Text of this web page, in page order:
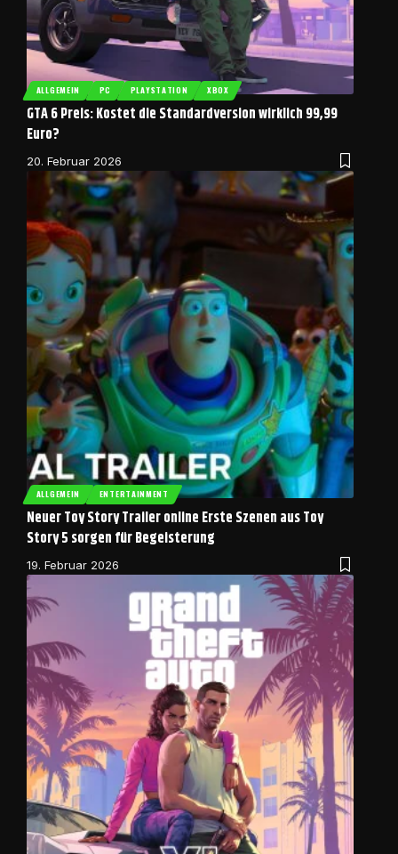
ALLGEMEIN PC PLAYSTATION XBOX
GTA 6 Preis: Kostet die Standardversion wirklich 99,99
Euro?
20. Februar 2026
ALLGEMEIN ENTERTAINMENT
Neuer Toy Story Trailer online Erste Szenen aus Toy
Story 5 sorgen für Begeisterung
19. Februar 2026